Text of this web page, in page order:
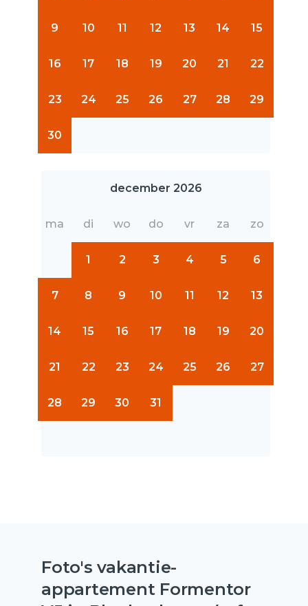
9 10 11 12 13 14 15
16 17 18 19 20 21 22
23 24 25 26 27 28 29
30
december 2026
ma di wo do vr za zo
1 2 3 4 5 6
7 8 9 10 11 12 13
14 15 16 17 18 19 20
21 22 23 24 25 26 27
28 29 30 31
Foto's vakantie-
appartement Formentor